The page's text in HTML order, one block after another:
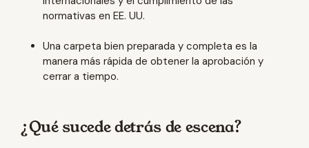
normativas en EE. UU.
Una carpeta bien preparada y completa es la
manera más rápida de obtener la aprobación y
cerrar a tiempo.
¿Qué sucede detrás de escena?